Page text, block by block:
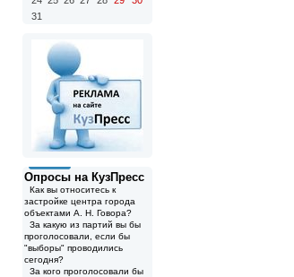
31
Опросы на КузПресс
Как вы относитесь к
застройке центра города
объектами А. Н. Говора?
За какую из партий вы бы
проголосовали, если бы
"выборы" проводились
сегодня?
За кого проголосовали бы